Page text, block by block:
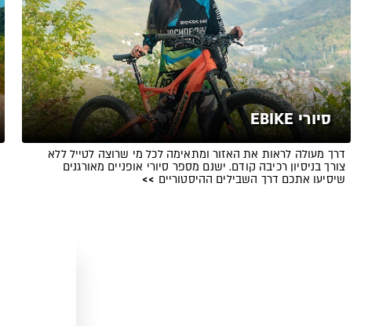
סיורי EBIKE
דרך מעולה לראות את האזור ומתאימה לכל מי שרוצה לטייל ללא
צורך בניסיון רכיבה קודם. ישנם מספר סיורי אופניים מאורגנים
שיסיעו אתכם דרך השבילים ההיסטוריים >>